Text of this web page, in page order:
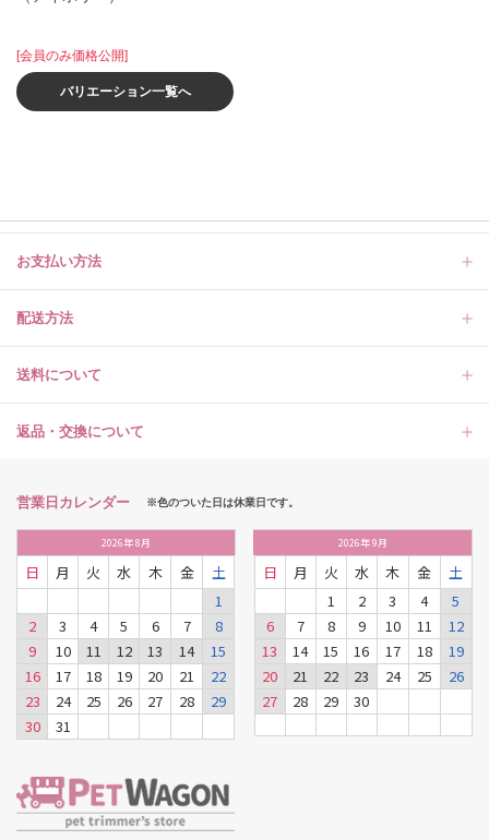
[会員のみ価格公開]
バリエーション一覧へ
お支払い方法
配送方法
送料について
返品・交換について
営業日カレンダー ※色のついた日は休業日です。
2026年8月
日 月 火 水 木 金
土
1
2
3 4 5 6 7
8
9
10 11 12 13 14
15
16
17 18 19 20 21
22
23
24 25 26 27 28
29
30
31
2026年9月
日 月 火 水 木 金
土
1
2 3 4
5
6
7 8 9 10 11
12
13
14 15 16 17 18
19
20
21 22 23 24 25
26
27
28 29 30